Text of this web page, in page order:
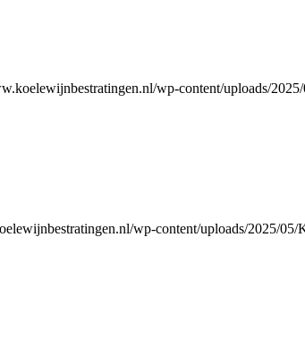
wp-content/uploads/
wp-content/uploads/2025/